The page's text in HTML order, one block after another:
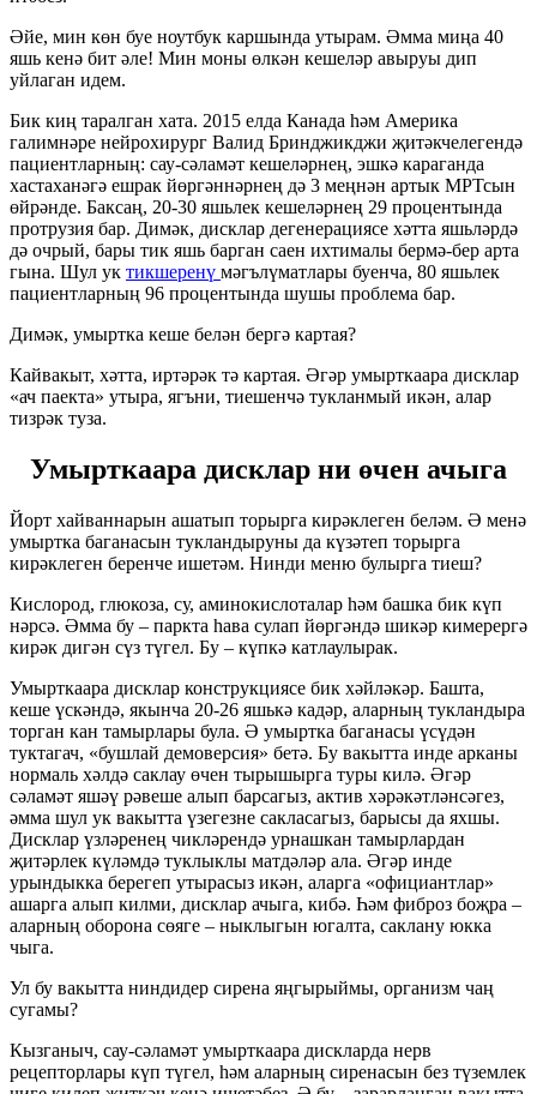
Әйе, мин көн буе ноутбук каршында утырам. Әмма миңа 40
яшь кенә бит әле! Мин моны өлкән кешеләр авыруы дип
уйлаган идем.
Бик киң таралган хата. 2015 елда Канада һәм Америка
галимнәре нейрохирург Валид Бринджикджи җитәкчелегендә
пациентларның: сау-сәламәт кешеләрнең, эшкә караганда
хастаханәгә ешрак йөргәннәрнең дә 3 меңнән артык МРТсын
өйрәнде. Баксаң, 20-30 яшьлек кешеләрнең 29 процентында
протрузия бар. Димәк, дисклар дегенерациясе хәтта яшьләрдә
дә очрый, бары тик яшь барган саен ихтималы бермә-бер арта
гына. Шул ук тикшеренү мәгълүматлары буенча, 80 яшьлек
пациентларның 96 процентында шушы проблема бар.
Димәк, умыртка кеше белән бергә картая?
Кайвакыт, хәтта, иртәрәк тә картая. Әгәр умырткаара дисклар
«ач паекта» утыра, ягъни, тиешенчә тукланмый икән, алар
тизрәк туза.
Умырткаара дисклар ни өчен ачыга
Йорт хайваннарын ашатып торырга кирәклеген беләм. Ә менә
умыртка баганасын тукландыруны да күзәтеп торырга
кирәклеген беренче ишетәм. Нинди меню булырга тиеш?
Кислород, глюкоза, су, аминокислоталар һәм башка бик күп
нәрсә. Әмма бу – паркта һава сулап йөргәндә шикәр кимерергә
кирәк дигән сүз түгел. Бу – күпкә катлаулырак.
Умырткаара дисклар конструкциясе бик хәйләкәр. Башта,
кеше үскәндә, якынча 20-26 яшькә кадәр, аларның тукландыра
торган кан тамырлары була. Ә умыртка баганасы үсүдән
туктагач, «бушлай демоверсия» бетә. Бу вакытта инде арканы
нормаль хәлдә саклау өчен тырышырга туры килә. Әгәр
сәламәт яшәү рәвеше алып барсагыз, актив хәрәкәтләнсәгез,
әмма шул ук вакытта үзегезне сакласагыз, барысы да яхшы.
Дисклар үзләренең чикләрендә урнашкан тамырлардан
җитәрлек күләмдә туклыклы матдәләр ала. Әгәр инде
урындыкка берегеп утырасыз икән, аларга «официантлар»
ашарга алып килми, дисклар ачыга, кибә. Һәм фиброз боҗра –
аларның оборона сөяге – ныклыгын югалта, саклану юкка
чыга.
Ул бу вакытта ниндидер сирена яңгырыймы, организм чаң
сугамы?
Кызганыч, сау-сәламәт умырткаара дискларда нерв
рецепторлары күп түгел, һәм аларның сиренасын без түземлек